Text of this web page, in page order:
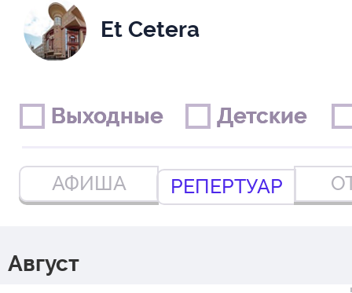
Et Cetera
АФИША РЕПЕРТУАР
Выходные
Выходные Детские
Детские
Август